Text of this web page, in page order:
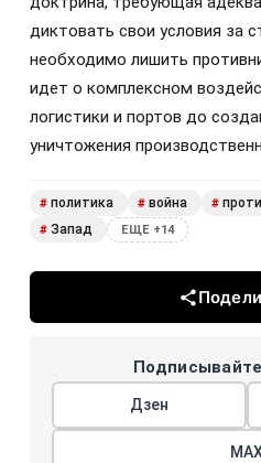
диктовать свои условия за
необходимо лишить
идет о комплексном
логистики и портов до
уничтожения
# политика # война #
# Запад ЕЩЕ +14
Дзен